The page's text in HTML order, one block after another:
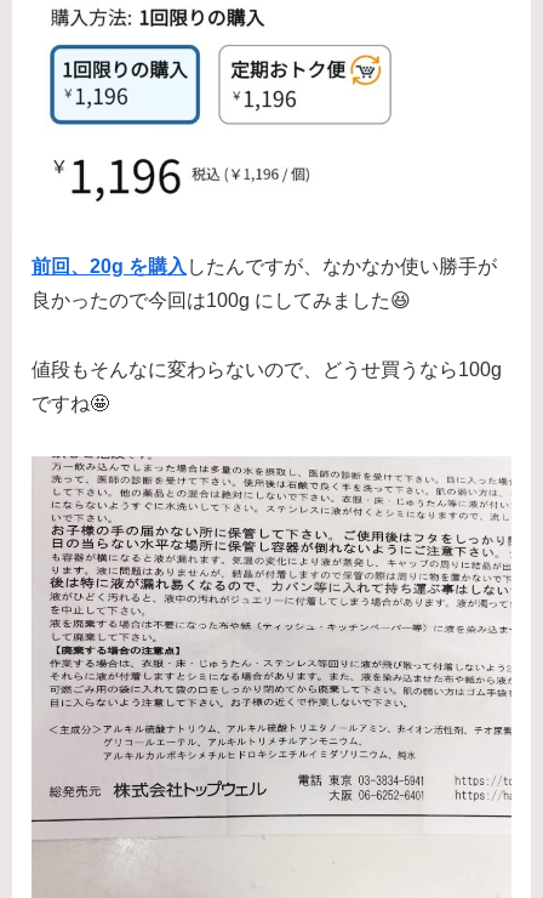
前回、20g を購入 したんですが、なかなか使い勝手が
良かったので今回は100g にしてみました😆
値段もそんなに変わらないので、どうせ買うなら100g
ですね🤩